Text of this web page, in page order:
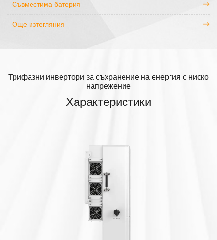
Съвместима батерия
Още изтегляния
Трифазни инвертори за съхранение на енергия с ниско
напрежение
Характеристики